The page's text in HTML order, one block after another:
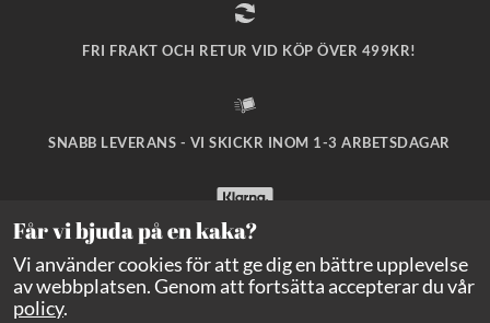
FRI FRAKT OCH RETUR VID KÖP ÖVER 499KR!
SNABB LEVERANS - VI SKICKR INOM 1-3 ARBETSDAGAR
SÄKRA BETALNINGAR MED KLARNA CHECKOUT!
Får vi bjuda på en kaka?
Vi använder cookies för att ge dig en bättre upplevelse
av webbplatsen. Genom att fortsätta accepterar du vår
policy.